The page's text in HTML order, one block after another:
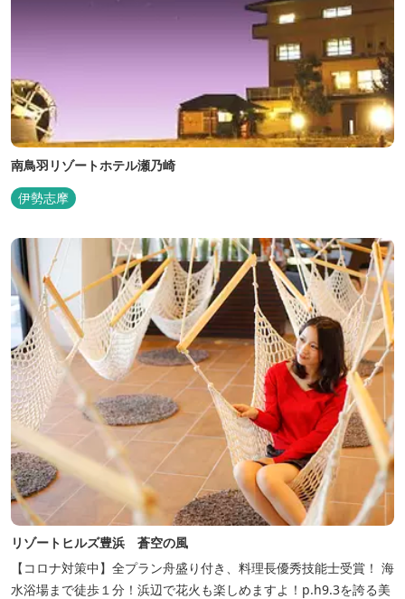
南鳥羽リゾートホテル瀬乃崎
伊勢志摩
リゾートヒルズ豊浜 蒼空の風
【コロナ対策中】全プラン舟盛り付き、料理長優秀技能士受賞！ 海
水浴場まで徒歩１分！浜辺で花火も楽しめますよ！p.h9.3を誇る美